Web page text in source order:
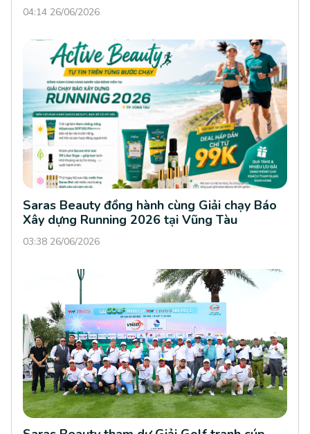
04:14 26/06/2026
Saras Beauty đồng hành cùng Giải chạy Báo
Xây dựng Running 2026 tại Vũng Tàu
03:38 26/06/2026